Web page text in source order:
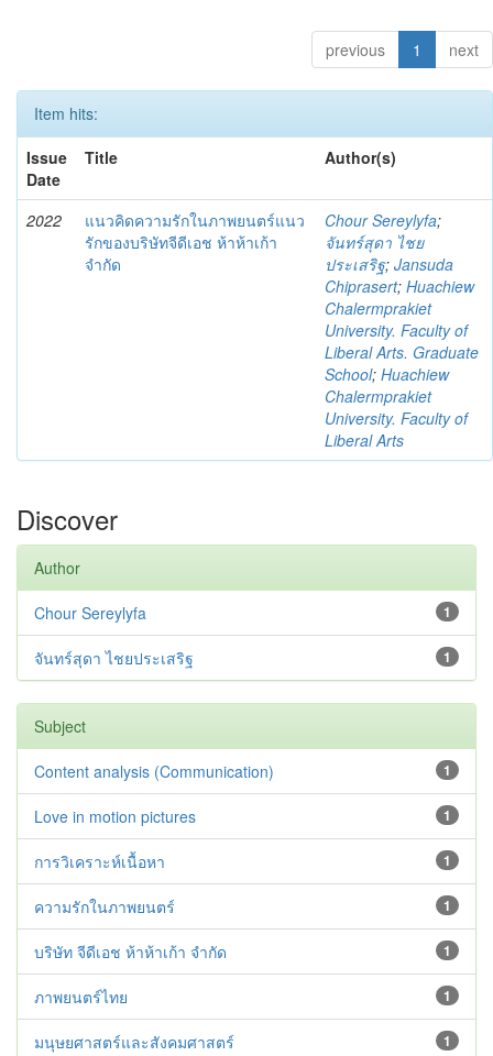
previous 1 next
Item hits:
Issue
Date
Title Author(s)
2022
แนวคิดความรักในภาพยนตร์แนว
รักของบริษัทจีดีเอช ห้าห้าเก้า
จำกัด
Chour Sereylyfa;
จันทร์สุดา ไชย
ประเสริฐ; Jansuda
Chiprasert; Huachiew
Chalermprakiet
University. Faculty of
Liberal Arts. Graduate
School; Huachiew
Chalermprakiet
University. Faculty of
Liberal Arts
Discover
Author
1
Chour Sereylyfa
1
จันทร์สุดา ไชยประเสริฐ
Subject
1
Content analysis (Communication)
1
Love in motion pictures
1
การวิเคราะห์เนื้อหา
1
ความรักในภาพยนตร์
1
บริษัท จีดีเอช ห้าห้าเก้า จำกัด
1
ภาพยนตร์ไทย
1
มนุษยศาสตร์และสังคมศาสตร์